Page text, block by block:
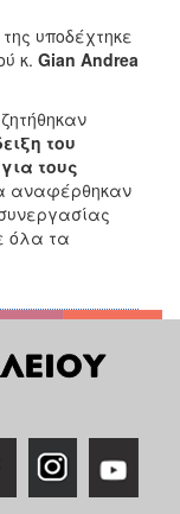
υποδέχτηκε
κ. Gian Andrea
του
τους
αναφέρθηκαν
όλα τα